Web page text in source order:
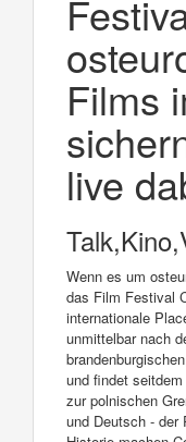
Films
live
Wenn es um
das Film Festival
internationale
unmittelbar nach
und findet
zur polnischen
und Deutsch - der